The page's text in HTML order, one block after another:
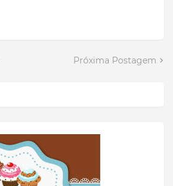
Próxima Postagem